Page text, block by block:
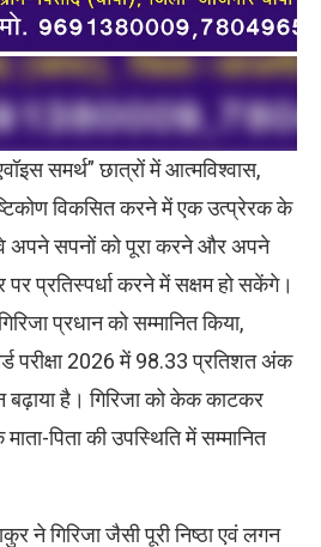
समर्थ” छात्रों में आत्मविश्वास,
विकसित करने में एक उत्प्रेरक के
अपने सपनों को पूरा करने और अपने
प्रतिस्पर्धा करने में सक्षम हो सकेंगे।
प्रधान को सम्मानित किया,
परीक्षा 2026 में 98.33 प्रतिशत अंक
बढ़ाया है। गिरिजा को केक काटकर
पिता की उपस्थिति में सम्मानित
ने गिरिजा जैसी पूरी निष्ठा एवं लगन